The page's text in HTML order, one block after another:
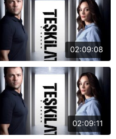
02:09:08
02:09:11